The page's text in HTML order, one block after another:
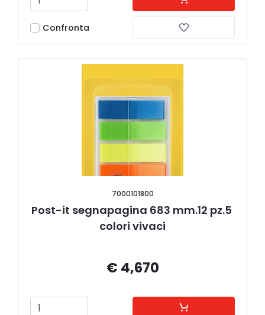
Confronta
7000101800
Post-it segnapagina 683 mm.12 pz.5
colori vivaci
€ 4,670